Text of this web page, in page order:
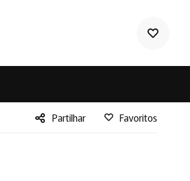
Partilhar
Favoritos